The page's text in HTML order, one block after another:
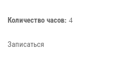
Количество часов: 4
Записаться